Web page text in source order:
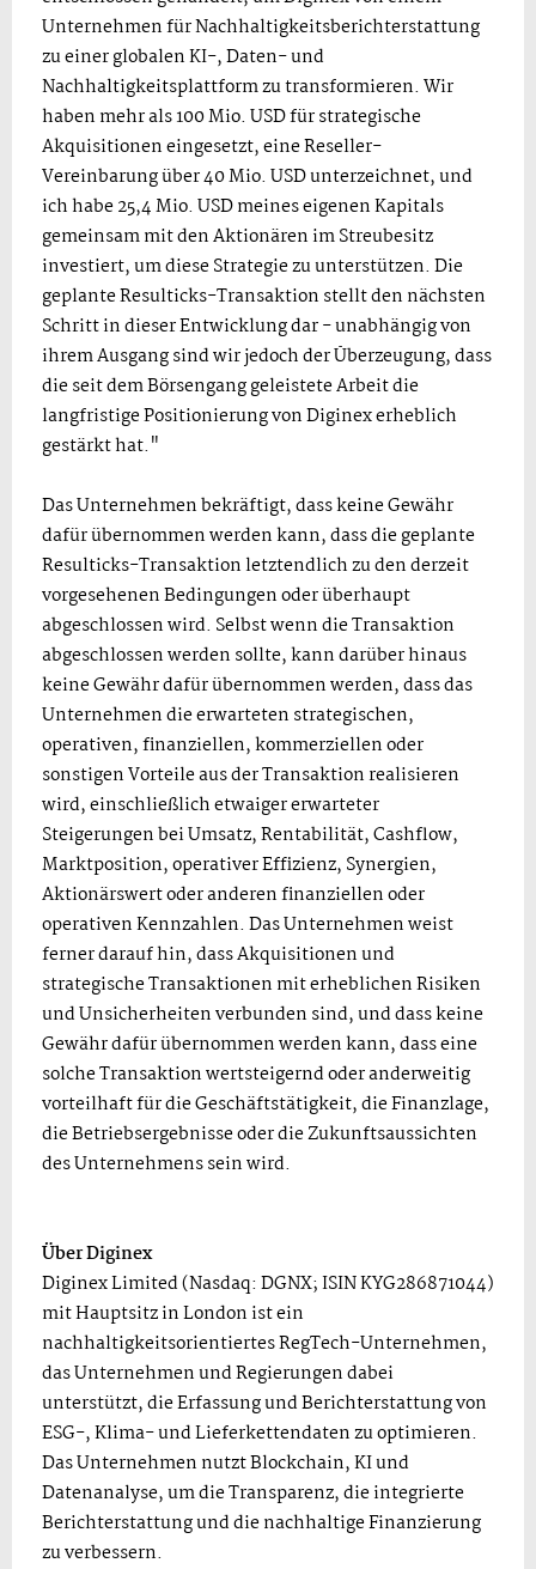
Unternehmen für Nachhaltigkeitsberichterstattung
zu einer globalen KI-, Daten- und
Nachhaltigkeitsplattform zu transformieren. Wir
haben mehr als 100 Mio. USD für strategische
Akquisitionen eingesetzt, eine Reseller-
Vereinbarung über 40 Mio. USD unterzeichnet, und
ich habe 25,4 Mio. USD meines eigenen Kapitals
gemeinsam mit den Aktionären im Streubesitz
investiert, um diese Strategie zu unterstützen. Die
geplante Resulticks-Transaktion stellt den nächsten
Schritt in dieser Entwicklung dar - unabhängig von
ihrem Ausgang sind wir jedoch der Überzeugung, dass
die seit dem Börsengang geleistete Arbeit die
langfristige Positionierung von Diginex erheblich
gestärkt hat."
Das Unternehmen bekräftigt, dass keine Gewähr
dafür übernommen werden kann, dass die geplante
Resulticks-Transaktion letztendlich zu den derzeit
vorgesehenen Bedingungen oder überhaupt
abgeschlossen wird. Selbst wenn die Transaktion
abgeschlossen werden sollte, kann darüber hinaus
keine Gewähr dafür übernommen werden, dass das
Unternehmen die erwarteten strategischen,
operativen, finanziellen, kommerziellen oder
sonstigen Vorteile aus der Transaktion realisieren
wird, einschließlich etwaiger erwarteter
Steigerungen bei Umsatz, Rentabilität, Cashflow,
Marktposition, operativer Effizienz, Synergien,
Aktionärswert oder anderen finanziellen oder
operativen Kennzahlen. Das Unternehmen weist
ferner darauf hin, dass Akquisitionen und
strategische Transaktionen mit erheblichen Risiken
und Unsicherheiten verbunden sind, und dass keine
Gewähr dafür übernommen werden kann, dass eine
solche Transaktion wertsteigernd oder anderweitig
vorteilhaft für die Geschäftstätigkeit, die Finanzlage,
die Betriebsergebnisse oder die Zukunftsaussichten
des Unternehmens sein wird.
Über Diginex
Diginex Limited (Nasdaq: DGNX; ISIN KYG286871044)
mit Hauptsitz in London ist ein
nachhaltigkeitsorientiertes RegTech-Unternehmen,
das Unternehmen und Regierungen dabei
unterstützt, die Erfassung und Berichterstattung von
ESG-, Klima- und Lieferkettendaten zu optimieren.
Das Unternehmen nutzt Blockchain, KI und
Datenanalyse, um die Transparenz, die integrierte
Berichterstattung und die nachhaltige Finanzierung
zu verbessern.